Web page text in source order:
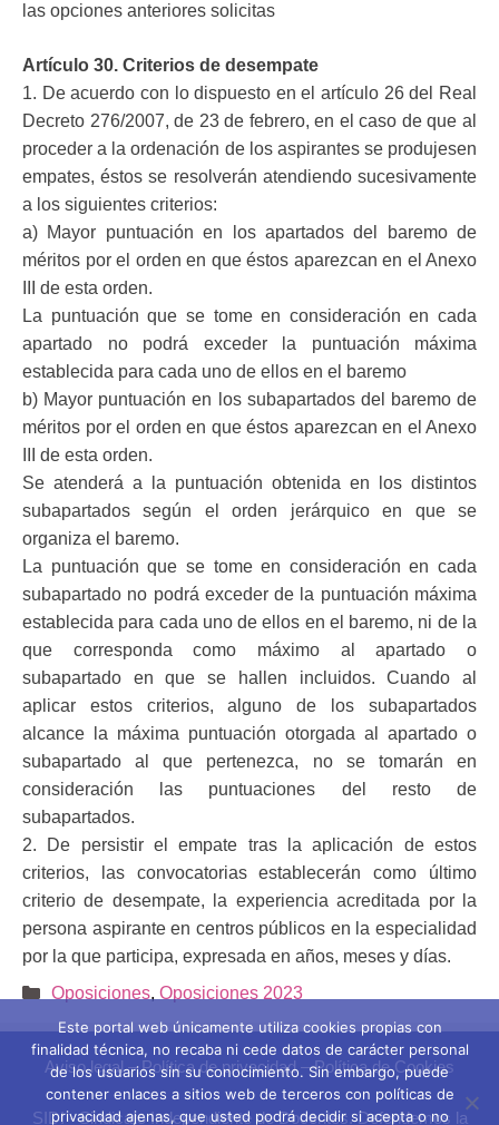
las opciones anteriores solicitas
Artículo 30. Criterios de desempate
1. De acuerdo con lo dispuesto en el artículo 26 del Real
Decreto 276/2007,de 23 de febrero, en el caso de que al
proceder a la ordenación de los aspirantes se produjesen
empates, éstos se resolverán atendiendo sucesivamente
a los siguientes criterios:
a) Mayor puntuación en los apartados del baremo de
méritos por el orden en que éstos aparezcan en el Anexo
III de esta orden.
La puntuación que se tome en consideración en cada
apartado no podrá exceder la puntuación máxima
establecida para cada uno de ellos en el baremo
b) Mayor puntuación en los subapartados del baremo de
méritos por el orden en que éstos aparezcan en el Anexo
III de esta orden.
Se atenderá a la puntuación obtenida en los distintos
subapartados según elorden jerárquico en que se
organiza el baremo.
La puntuación que se tome en consideración en cada
subapartado no podrá exceder de la puntuación máxima
establecida para cada uno de ellos en el baremo, ni de la
que corresponda como máximo al apartado o
subapartado en que se hallen incluidos. Cuando al
aplicar estos criterios, alguno de los subapartados
alcance la máxima puntuación otorgada al apartado o
subapartadoal que pertenezca, no se tomarán en
consideración las puntuaciones del resto de
subapartados.
2. De persistir el empate tras la aplicación de estos
criterios, las convocatoriasestablecerán como último
criterio de desempate, la experiencia acreditada por la
persona aspirante en centros públicos en la especialidad
por la que participa, expresada en años, meses y días.
Categorías
Oposiciones, Oposiciones 2023
Aviso legal–Política de privacidad–Política de Cookies
SIDI - Sindicato Independiente de Docentes. Defendemos la
Este portal web únicamente utiliza cookies propias con
finalidad técnica, no recaba ni cede datos de carácter personal
de los usuarios sin su conocimiento. Sin embargo, puede
contener enlaces a sitios web de terceros con políticas de
privacidad ajenas, que usted podrá decidir si acepta o no